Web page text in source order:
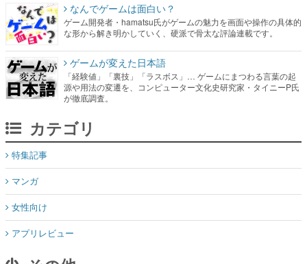
なんでゲームは面白い？
ゲーム開発者・hamatsu氏がゲームの魅力を画面や操作の具体的
な形から解き明かしていく、硬派で骨太な評論連載です。
ゲームが変えた日本語
「経験値」「裏技」「ラスボス」… ゲームにまつわる言葉の起
源や用法の変遷を、コンピューター文化史研究家・タイニーP氏
が徹底調査。
カテゴリ
特集記事
マンガ
女性向け
アプリレビュー